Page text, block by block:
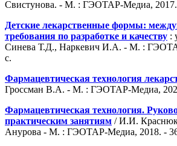
Свистунова. - М. : ГЭОТАР-Медиа, 2017.
Детские лекарственные формы:
требования по разработке и качеству :
Синева Т.Д., Наркевич И.А. - М. :
с.
Фармацевтическая технология
Гроссман В.А. - М. : ГЭОТАР-Медиа,
Фармацевтическая технология.
практическим занятиям / И.И.
Анурова - М. : ГЭОТАР-Медиа, 2018. -